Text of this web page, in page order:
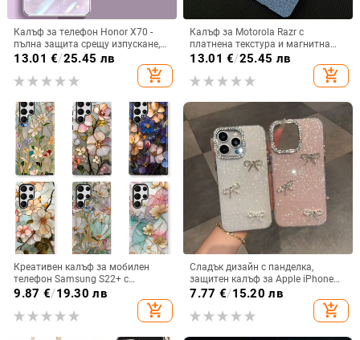
Калъф за телефон Honor X70 -
пълна защита срещу изпускане,
закалено стъкло, модел Аурора
13.01 €/25.45 лв
add_shopping_cart
Калъф за Motorola Razr с
платнена текстура и магнитна
панта, флип
13.01 €/25.45 лв
add_shopping_cart
Креативен калъф за мобилен
телефон Samsung S22+ с
остъклено цвете, защита от
падане, Ultra Film Case за Apple
13
9.87 €/19.30 лв
add_shopping_cart
Сладък дизайн с панделка,
защитен калъф за Apple iPhone
11–15 Pro Max, пълен обхват
7.77 €/15.20 лв
add_shopping_cart